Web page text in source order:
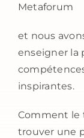
Metaforum
et nous
enseigner la
inspirantes.
Comment le
trouver une